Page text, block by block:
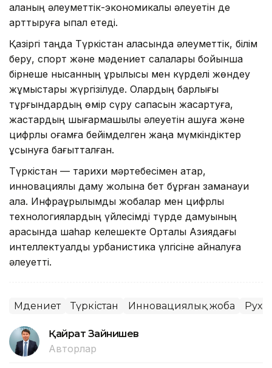
қаланың әлеуметтік-экономикалық әлеуетін де
арттыруға ықпал етеді.
Қазіргі таңда Түркістан қаласында әлеуметтік, білім
беру, спорт және мәдениет салалары бойынша
бірнеше нысанның құрылысы мен күрделі жөндеу
жұмыстары жүргізілуде. Олардың барлығы
тұрғындардың өмір сүру сапасын жақсартуға,
жастардың шығармашылық әлеуетін ашуға және
цифрлық қоғамға бейімделген жаңа мүмкіндіктер
ұсынуға бағытталған.
Түркістан — тарихи мәртебесімен қатар,
инновациялық даму жолына бет бұрған заманауи
қала. Инфрақұрылымдық жобалар мен цифрлық
технологиялардың үйлесімді түрде дамуының
арқасында шаһар келешекте Орталық Азиядағы
интеллектуалды урбанистика үлгісіне айналуға
әлеуетті.
Мәдениет Түркістан Инновациялық жоба
Қайрат Зайнишев
Авторлар